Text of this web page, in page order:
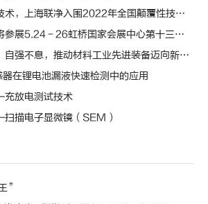
上海联净入围2022年全国颠覆性技术创新大赛
展5.24－26虹桥国家会展中心第十三届模切展
息，推动材料工业先进装备迈向新高度 | 高转先锋人物
在锂电池漏液快速检测中的应用
放电测试技术
描电子显微镜（SEM）
”